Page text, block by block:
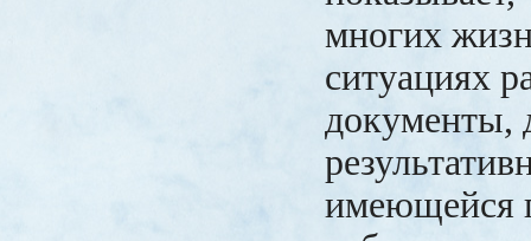
многих
ситуациях
документы,
имеющейся